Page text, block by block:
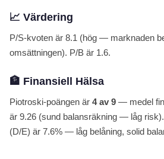
📈 Värdering
P/S-kvoten är 8.1 (hög — marknaden
omsättningen). P/B är 1.6.
🏦 Finansiell Hälsa
Piotroski-poängen är 4 av 9 — medel
är 9.26 (sund balansräkning — låg
(D/E) är 7.6% — låg belåning, solid